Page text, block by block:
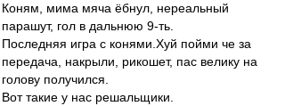
Коням, мима мяча ёбнул, нереальный
парашут, гол в дальнюю 9-ть.
Последняя игра с конями.Хуй пойми че за
передача, накрыли, рикошет, пас велику на
голову получился.
Вот такие у нас решальщики.